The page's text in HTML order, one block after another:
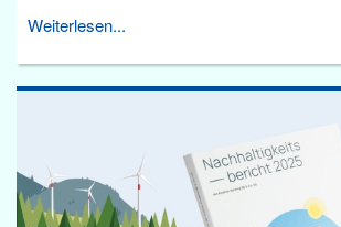
Weiterlesen...